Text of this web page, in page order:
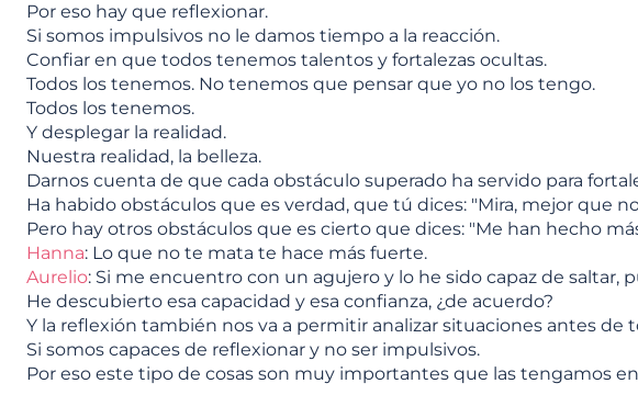
Por eso hay que reflexionar.
Si somos impulsivos no le damos tiempo a la reacción.
Confiar en que todos tenemos talentos y fortalezas ocultas.
Todos los tenemos. No tenemos que pensar que yo no los tengo.
Todos los tenemos.
Y desplegar la realidad.
Nuestra realidad, la belleza.
Darnos cuenta de que cada obstáculo superado ha servido para
Ha habido obstáculos que es verdad, que tú dices: "Mira, mejor que
Pero hay otros obstáculos que es cierto que dices: "Me han hecho
Hanna: Lo que no te mata te hace más fuerte.
Aurelio: Si me encuentro con un agujero y lo he sido capaz de saltar,
He descubierto esa capacidad y esa confianza, ¿de acuerdo?
Y la reflexión también nos va a permitir analizar situaciones antes
Si somos capaces de reflexionar y no ser impulsivos.
Por eso este tipo de cosas son muy importantes que las tengamos